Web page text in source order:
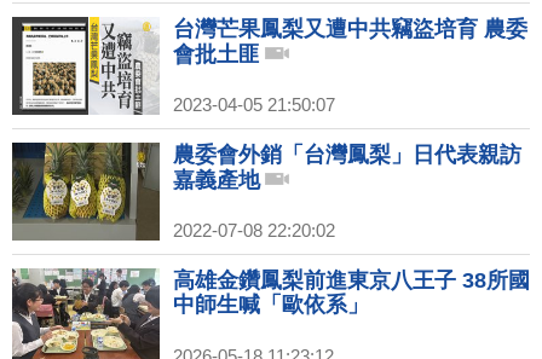
台灣芒果鳳梨又遭中共竊盜培育 農委
會批土匪
2023-04-05 21:50:07
農委會外銷「台灣鳳梨」日代表親訪
嘉義產地
2022-07-08 22:20:02
高雄金鑽鳳梨前進東京八王子 38所國
中師生喊「歐依系」